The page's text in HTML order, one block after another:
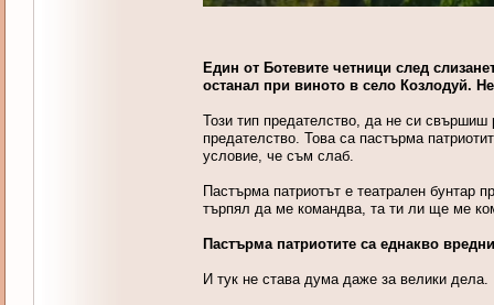
Един от Ботевите четници след
останал при виното в село Козлодуй.
Този тип предателство, да не си
предателство. Това са пастърма
условие, че съм слаб.
Пастърма патриотът е театрален бунтар
търпял да ме командва, та ти ли ще ме
Пастърма патриотите са еднакво
И тук не става дума даже за велики дела.